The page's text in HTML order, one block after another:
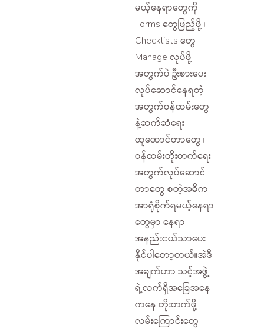
မယ့်နေရာတွေကို
Forms တွေဖြည့်ဖို့ ၊
Checklists တွေ
Manage လုပ်ဖို့
အတွက်ပဲ ဦးစားပေး
လုပ်ဆောင်နေရတဲ့
အတွက်ဝန်ထမ်းတွေ
နဲ့ဆက်ဆံရေး
ထူထောင်တာတွေ ၊
ဝန်ထမ်းတိုးတက်ရေး
အတွက်လုပ်ဆောင်
တာတွေ စတဲ့အဓိက
အာရုံစိုက်ရမယ့်နေရာ
တွေမှာ နေရာ
အနည်းငယ်သာပေး
နိုင်ပါတော့တယ်။အဲဒီ
အချက်ဟာ သင့်အဖွဲ့
ရဲ့လက်ရှိအခြေအနေ
ကနေ တိုးတက်ဖို့
လမ်းကြောင်းတွေ